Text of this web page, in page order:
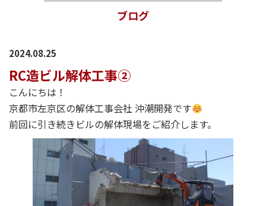
ブログ
2024.08.25
RC造ビル解体工事②
こんにちは！
京都市左京区の解体工事会社 沖潮開発です
前回に引き続きビルの解体現場をご紹介します。